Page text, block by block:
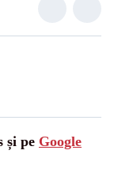
și pe Google